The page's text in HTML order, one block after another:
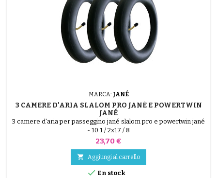
MARCA: JANÉ
3 CAMERE D'ARIA SLALOM PRO JANÉ E POWERTWIN
JANÉ
3 camere d'aria per passeggino jané slalom pro e powertwin jané
- 10 1 / 2x17 / 8
Prezzo
23,70 €
 Aggiungi al carrello
 En stock